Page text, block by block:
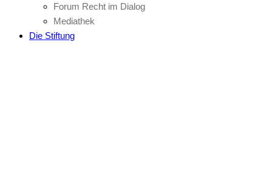
Forum Recht im Dialog
Mediathek
Die Stiftung